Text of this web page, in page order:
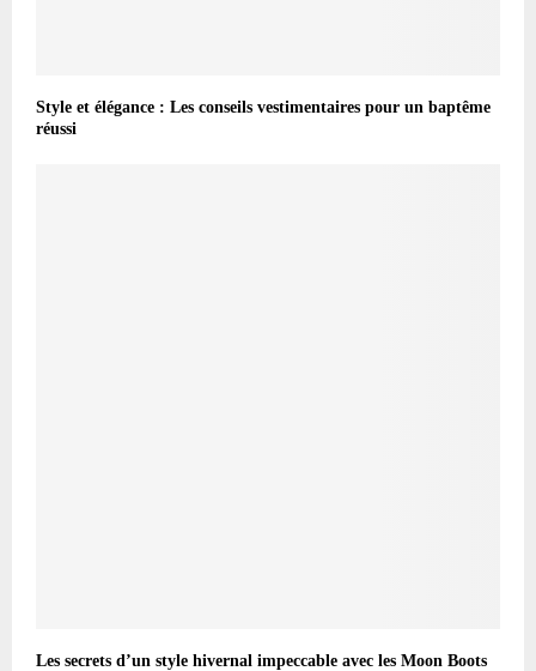
Style et élégance : Les conseils vestimentaires pour un baptême
réussi
Les secrets d’un style hivernal impeccable avec les Moon Boots